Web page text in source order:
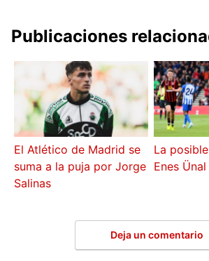
Publicaciones
El Atlético de Madrid se
suma a la puja por Jorge
Salinas
La
Enes Ünal
Deja un comentario